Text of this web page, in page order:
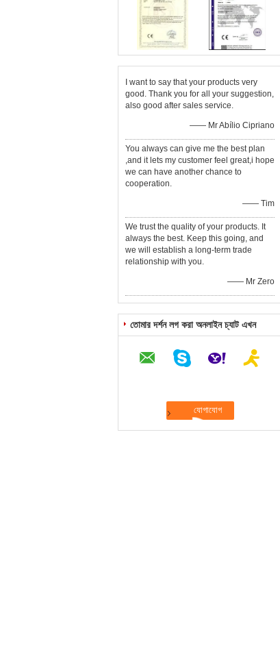
I want to say that your products very
good. Thank you for all your suggestion,
also good after sales service.
—— Mr Abílio Cipriano
You always can give me the best plan
,and it lets my customer feel great,i hope
we can have another chance to
cooperation.
—— Tim
We trust the quality of your products. It
always the best. Keep this going, and
we will establish a long-term trade
relationship with you.
—— Mr Zero
তোমার দর্শন লগ করা অনলাইন চ্যাট এখন